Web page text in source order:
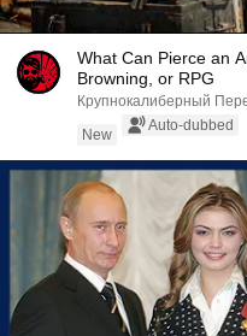
What Can Pierce an
Browning, or RPG
Крупнокалиберный
New
Auto-dubbed